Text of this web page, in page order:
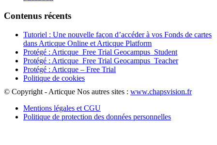
Contenus récents
Tutoriel : Une nouvelle façon d’accéder à vos Fonds de cartes
dans Articque Online et Articque Platform
Protégé : Articque_Free Trial Geocampus_Student
Protégé : Articque_Free Trial Geocampus_Teacher
Protégé : Articque – Free Trial
Politique de cookies
© Copyright - Articque Nos autres sites : www.chapsvision.fr
Mentions légales et CGU
Politique de protection des données personnelles